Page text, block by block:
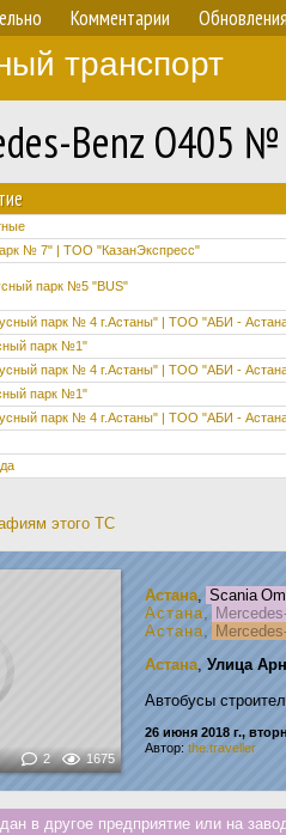
Комментарии Обновления
транспорт
Benz O405
№ 7" | ТОО "КазанЭкспресс"
парк №5 "BUS"
парк № 4 г.Астаны" | ТОО "АБИ -
парк №1"
парк № 4 г.Астаны" | ТОО "АБИ -
парк №1"
парк № 4 г.Астаны" | ТОО "АБИ -
этого ТС
2 1675
Астана, Scania
Астана,
Астана,
Астана, Улица
Автобусы
26 июня 2018 г.,
Автор: the.traveller
в другое предприятие или на